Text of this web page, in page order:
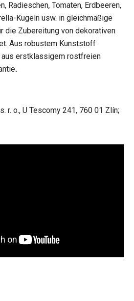
Radieschen, Tomaten, Erdbeeren,
Kugeln usw. in gleichmäßige
die Zubereitung von dekorativen
Aus robustem Kunststoff
erstklassigem rostfreien
.
r. o., U Tescomy 241, 760 01 Zlín;